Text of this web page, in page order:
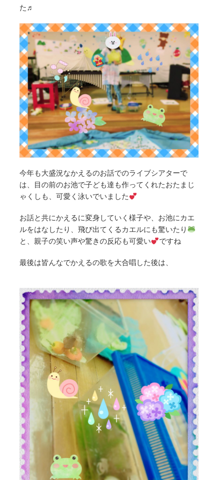
た♬
今年も大盛況なかえるのお話でのライブシアターで
は、目の前のお池で子ども達も作ってくれたおたまじ
ゃくしも、可愛く泳いでいました
お話と共にかえるに変身していく様子や、お池にカエ
ルをはなしたり、飛び出てくるカエルにも驚いたり
と、親子の笑い声や驚きの反応も可愛い
ですね
最後は皆んなでかえるの歌を大合唱した後は、